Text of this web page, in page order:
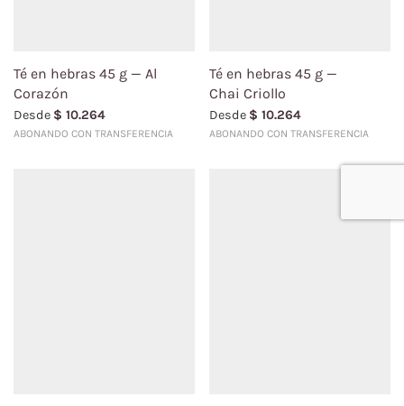
Té en hebras 45 g — Al
Corazón
Desde $ 10.264
ABONANDO CON TRANSFERENCIA
Té en hebras 45 g —
Chai Criollo
Desde $ 10.264
ABONANDO CON TRANSFERENCIA